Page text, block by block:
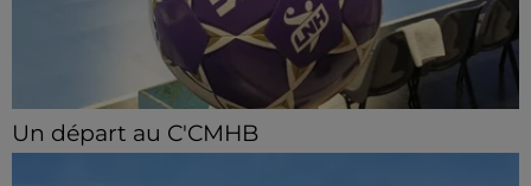
Un départ au C'CMHB
Le club chartrain a officialisé, vendredi 7 août, le